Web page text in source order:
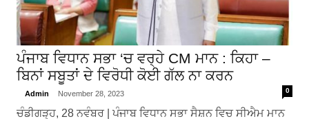
ਪੰਜਾਬ ਵਿਧਾਨ ਸਭਾ ‘ਚ ਵਰ੍ਹੇ CM ਮਾਨ : ਕਿਹਾ –
ਬਿਨਾਂ ਸਬੂਤਾਂ ਦੇ ਵਿਰੋਧੀ ਕੋਈ ਗੱਲ ਨਾ ਕਰਨ
Admin November 28, 2023 0
ਚੰਡੀਗੜ੍ਹ, 28 ਨਵੰਬਰ | ਪੰਜਾਬ ਵਿਧਾਨ ਸਭਾ ਸੈਸ਼ਨ ਵਿਚ ਸੀਐਮ ਮਾਨ